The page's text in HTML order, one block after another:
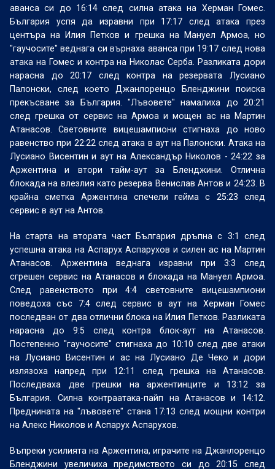
аванса си до 16:14 след силна атака на Херман Гомес.
България успя да изравни при 17:17 след атака през
центъра на Илия Петков и грешка на Мануел Армоа, но
"гаучосите" веднага си върнаха аванса при 19:17 след нова
атака на Гомес и контра на Николас Серба. Разликата дори
нарасна до 20:17 след контра на резервата Лусиано
Палонски, след което Джанлоренцо Бленджини поиска
прекъсване за България. "Лъвовете" намалиха до 20:21
след грешка от сервис на Армоа и мощен ас на Мартин
Атанасов. Световните вицешампиони стигнаха до ново
равенство при 22:22 след атака в аут на Палонски. Атака на
Лусиано Висентин и аут на Александър Николов - 24:22 за
Аржентина и втори тайм-аут за Бленджини. Отлична
блокада на влезлия като резерва Венислав Антов и 24:23. В
крайна сметка Аржентина спечели гейма с 25:23 след
сервис в аут на Антов.
На старта на втората част България дръпна с 3:1 след
успешна атака на Аспарух Аспарухов и силен ас на Мартин
Атанасов. Аржентина веднага изравни при 3:3 след
сгрешен сервис на Атанасов и блокада на Мануел Армоа.
След равенството при 4:4 световните вицешампиони
поведоха със 7:4 след сервис в аут на Херман Гомес
последван от два отлични блока на Илия Петков. Разликата
нарасна до 9:5 след контра блок-аут на Атанасов.
Постепенно "гаучосите" стигнаха до 10:10 след две атаки
на Лусиано Висентин и ас на Лусиано Де Чеко и дори
излязоха напред при 12:11 след грешка на Атанасов.
Последваха две грешки на аржентинците и 13:12 за
България. Силна контраатака-пайп на Атанасов и 14:12.
Преднината на "лъвовете" стана 17:13 след мощни контри
на Алекс Николов и Аспарух Аспарухов.
Въпреки усилията на Аржентина, играчите на Джанлоренцо
Бленджини увеличиха предимството си до 20:15 след